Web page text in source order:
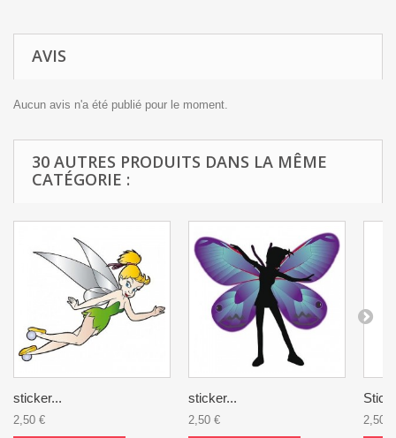
AVIS
Aucun avis n'a été publié pour le moment.
30 AUTRES PRODUITS DANS LA MÊME
CATÉGORIE :
sticker...
2,50 €
sticker...
2,50 € 2,50 €